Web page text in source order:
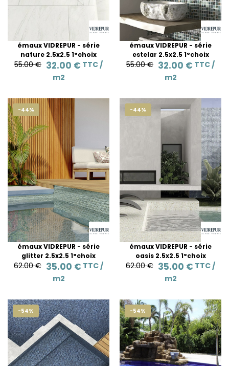
émaux VIDREPUR - série
nature 2.5x2.5 1°choix
55.00 € 32.00 € TTC /
m2
émaux VIDREPUR - série
estelar 2.5x2.5 1°choix
55.00 € 32.00 € TTC /
m2
-44%
émaux VIDREPUR - série
glitter 2.5x2.5 1°choix
62.00 € 35.00 € TTC /
m2
-44%
émaux VIDREPUR - série
oasis 2.5x2.5 1°choix
62.00 € 35.00 € TTC /
m2
-54% -54%